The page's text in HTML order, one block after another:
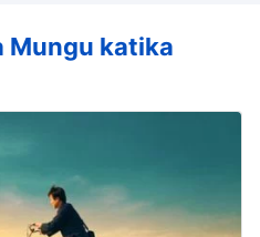
1:7). Na zaidi ya
na wazee wa kanisa
Bwana Yesu yeyote
wa uongo na lazima
uhakika kama mtazamo
ni sahihi kuchukua
Mungu katika